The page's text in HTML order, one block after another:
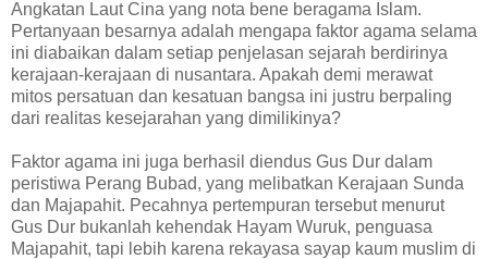
Angkatan Laut Cina yang nota bene beragama Islam.
Pertanyaan besarnya adalah mengapa faktor agama selama
ini diabaikan dalam setiap penjelasan sejarah berdirinya
kerajaan-kerajaan di nusantara. Apakah demi merawat
mitos persatuan dan kesatuan bangsa ini justru berpaling
dari realitas kesejarahan yang dimilikinya?
Faktor agama ini juga berhasil diendus Gus Dur dalam
peristiwa Perang Bubad, yang melibatkan Kerajaan Sunda
dan Majapahit. Pecahnya pertempuran tersebut menurut
Gus Dur bukanlah kehendak Hayam Wuruk, penguasa
Majapahit, tapi lebih karena rekayasa sayap kaum muslim di